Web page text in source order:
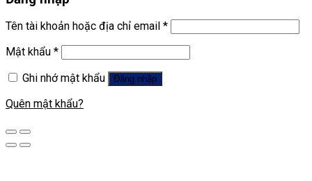
Tên tài khoản hoặc địa chỉ email *
Mật khẩu *
Ghi nhớ mật khẩu
Đăng nhập
Quên mật khẩu?